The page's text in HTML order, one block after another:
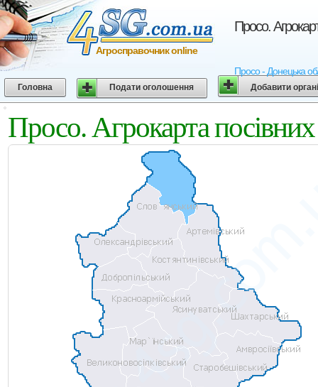
Просо.
Просо - Донецька
Агросправочник online
Головна Подати оголошення Добавити
Просо. Агрокарта